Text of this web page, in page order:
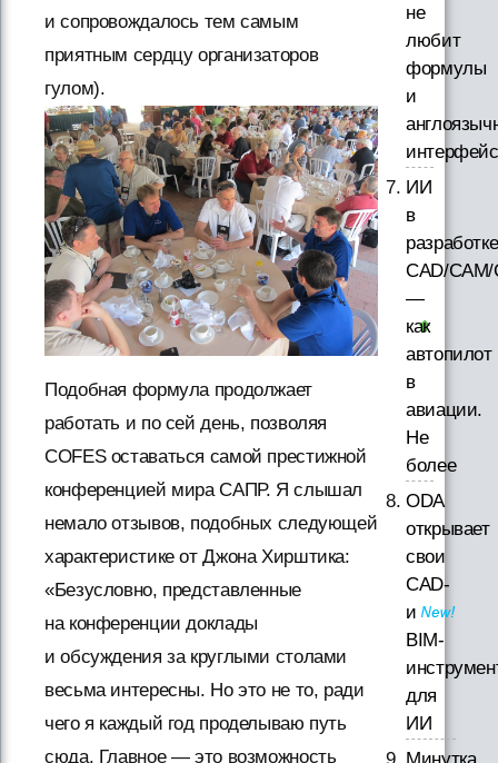
и сопровождалось тем самым
приятным сердцу организаторов
гулом).
Подобная формула продолжает
работать и по сей день, позволяя
COFES оставаться самой престижной
конференцией мира САПР. Я слышал
немало отзывов, подобных следующей
характеристике от Джона Хирштика:
«Безусловно, представленные
на конференции доклады
и обсуждения за круглыми столами
весьма интересны. Но это не то, ради
чего я каждый год проделываю путь
сюда. Главное — это возможность
не
любит
формулы
и
ИИ
в
разработке
CAD/
—
как
автопилот
в
авиации.
Не
более
ODA
открывает
свои
CAD-
и
BIM-
для
ИИ
Минутка